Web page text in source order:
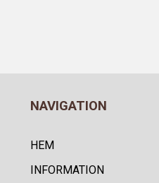
NAVIGATION
HEM
INFORMATION